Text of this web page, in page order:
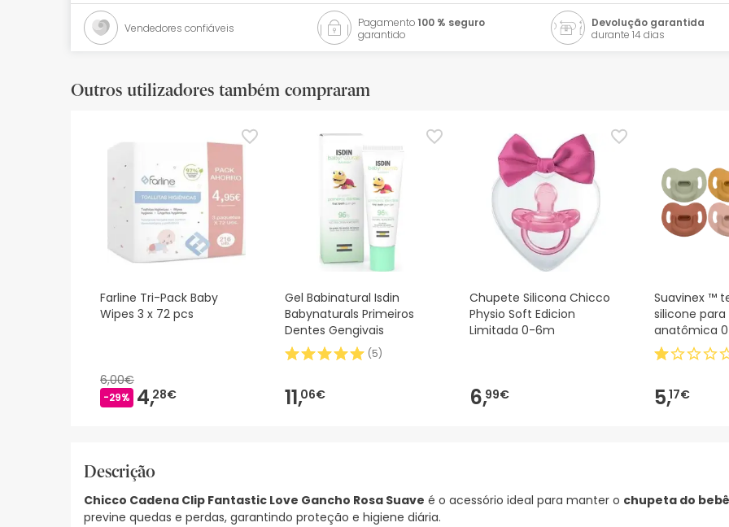
Promoções
Mais vendidos
Vendedores confiáveis Pagamento100 % seguro
garantido
Devolução garantida
durante 14 dias
Outros utilizadores também compraram
Farline Tri-Pack Baby
Wipes 3 x 72 pcs
6,00€
-29% 4,28€
Gel Babinatural Isdin
Babynaturals Primeiros
Dentes Gengivais
(5)
11,06€
Chupete Silicona Chicco
Physio Soft Edicion
Limitada 0-6m
6,99€
Suavinex ™
silicone
anatômica
5,17€
Descrição
Chicco Cadena Clip Fantastic Love Gancho Rosa Suave é o acessório ideal para manter o chupeta do bebê
previne quedas e perdas, garantindo proteção e higiene diária.